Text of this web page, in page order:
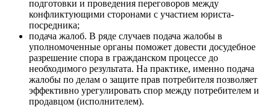
подготовки и проведения переговоров между
конфликтующими сторонами с участием юриста-
посредника;
подача жалоб. В ряде случаев подача жалобы в
уполномоченные органы поможет довести досудебное
разрешение спора в гражданском процессе до
необходимого результата. На практике, именно подача
жалобы по делам о защите прав потребителя позволяет
эффективно урегулировать спор между потребителем и
продавцом (исполнителем).